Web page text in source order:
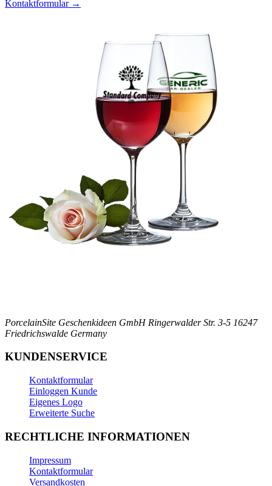
Kontaktformular →
PorcelainSite Geschenkideen GmbH Ringerwalder Str. 3-5 16247
Friedrichswalde Germany
KUNDENSERVICE
Kontaktformular
Einloggen Kunde
Eigenes Logo
Erweiterte Suche
RECHTLICHE INFORMATIONEN
Impressum
Kontaktformular
Versandkosten